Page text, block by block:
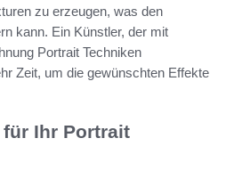
zu erzeugen, was den
kann. Ein Künstler, der mit
Portrait Techniken
Zeit, um die gewünschten Effekte
Ihr Portrait